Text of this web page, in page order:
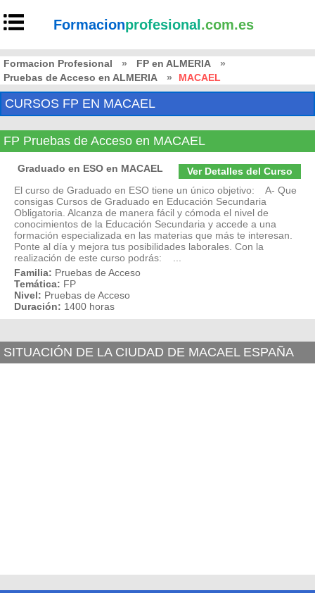
Formacionprofesional .com.es
Formacion Profesional » FP en ALMERIA
»
Pruebas de Acceso en ALMERIA
» MACAEL
CURSOS FP EN MACAEL
FP Pruebas de Acceso en MACAEL
Ver Detalles del Curso
Graduado en ESO en MACAEL
El curso de Graduado en ESO tiene un único objetivo: A- Que
consigas Cursos de Graduado en Educación Secundaria
Obligatoria. Alcanza de manera fácil y cómoda el nivel de
conocimientos de la Educación Secundaria y accede a una
formación especializada en las materias que más te interesan.
Ponte al día y mejora tus posibilidades laborales. Con la
realización de este curso podrás: ...
Familia: Pruebas de Acceso
Temática: FP
Nivel: Pruebas de Acceso
Duración: 1400 horas
SITUACIÓN DE LA CIUDAD DE MACAEL ESPAÑA